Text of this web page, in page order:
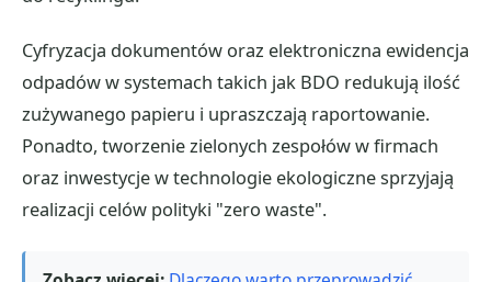
Cyfryzacja dokumentów oraz elektroniczna ewidencja
odpadów w systemach takich jak BDO redukują ilość
zużywanego papieru i upraszczają raportowanie.
Ponadto, tworzenie zielonych zespołów w firmach
oraz inwestycje w technologie ekologiczne sprzyjają
realizacji celów polityki "zero waste".